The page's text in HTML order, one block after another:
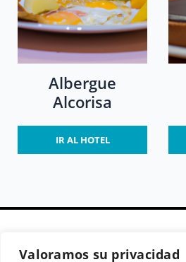
Valoramos su privacidad
Albergue
Alcorisa
IR AL HOTEL